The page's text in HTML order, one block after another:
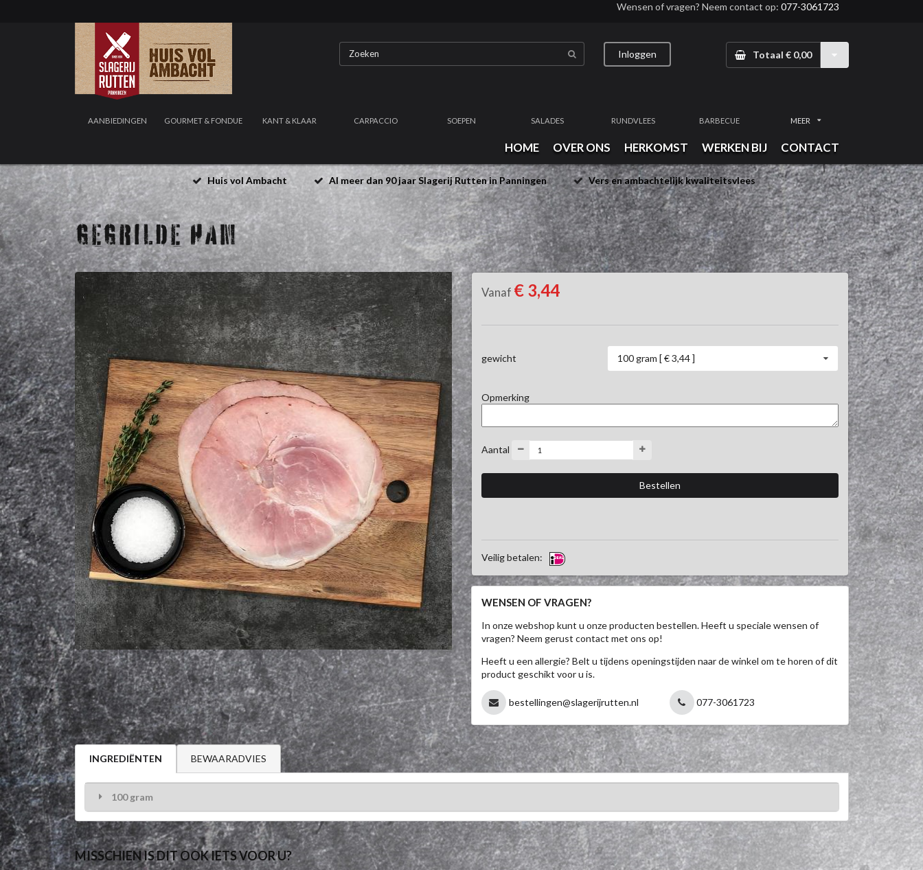
Wensen of vragen? Neem contact op: 077-3061723
Inloggen Totaal € 0,00
AANBIEDINGEN GOURMET & FONDUE KANT & KLAAR CARPACCIO SOEPEN SALADES RUNDVLEES BARBECUE MEER
HOME OVER ONS HERKOMST WERKEN BIJ CONTACT
Huis vol Ambacht Al meer dan 90 jaar Slagerij Rutten in Panningen Vers en ambachtelijk kwaliteitsvlees
GEGRILDE HAM
Vanaf € 3,44
gewicht 100 gram [ € 3,44 ]
Opmerking
Aantal
Veilig betalen:
WENSEN OF VRAGEN?
In onze webshop kunt u onze producten bestellen. Heeft u speciale wensen of
vragen? Neem gerust contact met ons op!
Heeft u een allergie? Belt u tijdens openingstijden naar de winkel om te horen of dit
product geschikt voor u is.
bestellingen@slagerijrutten.nl 077-3061723
INGREDIËNTEN BEWAARADVIES
100 gram
MISSCHIEN IS DIT OOK IETS VOOR U?